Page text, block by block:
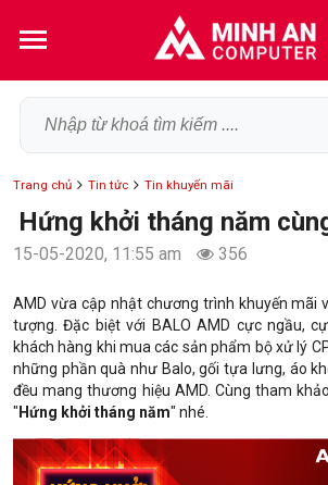
Trang chủ Tin tức Tin khuyến mãi
Hứng khởi tháng năm
15-05-2020, 11:55 am 356
AMD vừa cập nhật chương trình khuyến mãi
tượng. Đặc biệt với BALO AMD cực ngầu,
khách hàng khi mua các sản phẩm bộ xử lý
những phần quà như Balo, gối tựa lưng, áo
đều mang thương hiệu AMD. Cùng tham
" Hứng khởi tháng năm" nhé.